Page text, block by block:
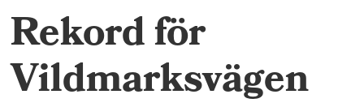
Rekord för
Vildmarksvägen